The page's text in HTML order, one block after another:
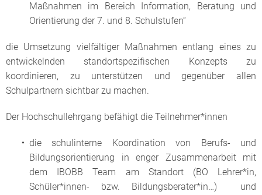
Maßnahmen im Bereich Information, Beratung und
Orientierung der 7. und 8. Schulstufen“
die Umsetzung vielfältiger Maßnahmen entlang eines zu
entwickelnden standortspezifischen Konzepts zu
koordinieren, zu unterstützen und gegenüber allen
Schulpartnern sichtbar zu machen.
Der Hochschullehrgang befähigt die Teilnehmer*innen
die schulinterne Koordination von Berufs- und
Bildungsorientierung in enger Zusammenarbeit mit
dem IBOBB Team am Standort (BO Lehrer*in,
Schüler*innen- bzw. Bildungsberater*in…) und